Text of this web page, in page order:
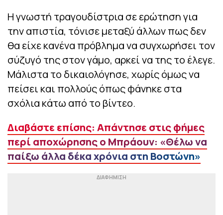
Η γνωστή τραγουδίστρια σε ερώτηση για
την απιστία, τόνισε μεταξύ άλλων πως δεν
θα είχε κανένα πρόβλημα να συγχωρήσει τον
σύζυγό της στον γάμο, αρκεί να της το έλεγε.
Μάλιστα το δικαιολόγησε, χωρίς όμως να
πείσει και πολλούς όπως φάνηκε στα
σχόλια κάτω από το βίντεο.
Διαβάστε επίσης: Απάντησε στις φήμες
περί αποχώρησης ο Μπράουν: «Θέλω να
παίξω άλλα δέκα χρόνια στη Βοστώνη»